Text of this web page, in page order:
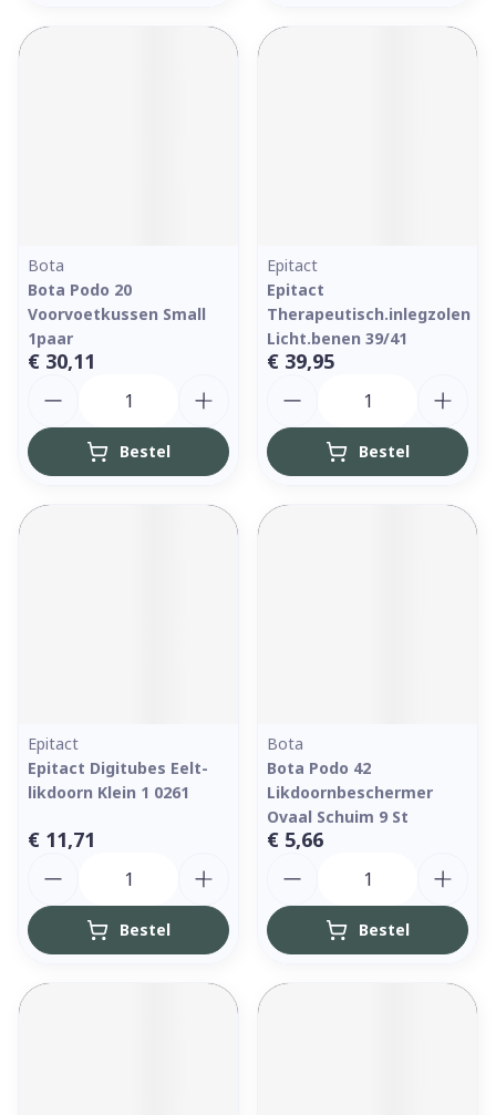
Bota
Bota Podo 20
Voorvoetkussen Small
1paar
€ 30,11
Bestel
Epitact
Epitact
Therapeutisch.inlegzolen
Licht.benen 39/41
€ 39,95
Bestel
Epitact
Epitact Digitubes Eelt-
likdoorn Klein 1 0261
€ 11,71
Bestel
Bota
Bota Podo 42
Likdoornbeschermer
Ovaal Schuim 9 St
€ 5,66
Bestel